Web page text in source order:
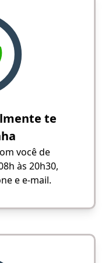
te
você de
às 20h30,
e e-mail.